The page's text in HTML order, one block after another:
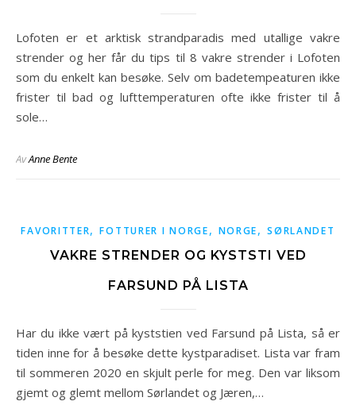
Lofoten er et arktisk strandparadis med utallige vakre
strender og her får du tips til 8 vakre strender i Lofoten
som du enkelt kan besøke. Selv om badetempeaturen ikke
frister til bad og lufttemperaturen ofte ikke frister til å
sole…
AvAnne Bente
FAVORITTER,FOTTURER I NORGE, NORGE,SØRLANDET
VAKRE STRENDER OG KYSTSTI VED
FARSUND PÅ LISTA
Har du ikke vært på kyststien ved Farsund på Lista, så er
tiden inne for å besøke dette kystparadiset. Lista var fram
til sommeren 2020 en skjult perle for meg. Den var liksom
gjemt og glemt mellom Sørlandet og Jæren,…